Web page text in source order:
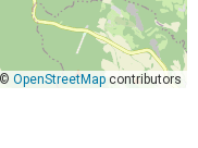
© OpenStreetMap contributors